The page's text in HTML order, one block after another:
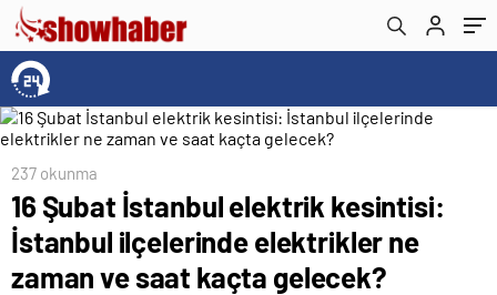
237 okunma
16 Şubat İstanbul elektrik kesintisi:
İstanbul ilçelerinde elektrikler ne
zaman ve saat kaçta gelecek?